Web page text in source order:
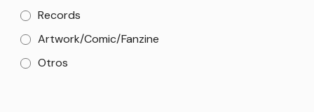
Records
Artwork/Comic/Fanzine
Otros